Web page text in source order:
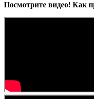
Посмотрите видео! Как